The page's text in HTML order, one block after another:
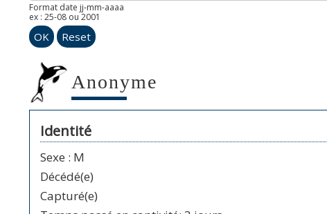
Format date jj-mm-aaaa
ex : 25-08 ou 2001
OK Reset
Anonyme
Identité
Sexe : M
Décédé(e)
Capturé(e)